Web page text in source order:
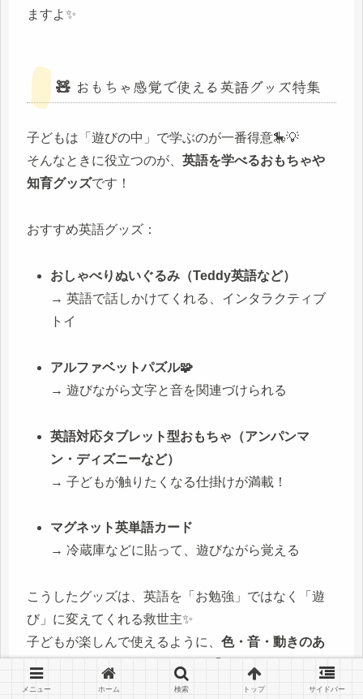
ますよ✨
🧸 おもちゃ感覚で使える英語グッズ特集
子どもは「遊びの中」で学ぶのが一番得意🎠💡
そんなときに役立つのが、 英語を学べるおもちゃや
知育グッズです！
おすすめ英語グッズ：
おしゃべりぬいぐるみ（Teddy英語など）
→ 英語で話しかけてくれる、インタラクティブ
トイ
アルファベットパズル🧩
→ 遊びながら文字と音を関連づけられる
英語対応タブレット型おもちゃ（アンパンマ
ン・ディズニーなど）
→ 子どもが触りたくなる仕掛けが満載！
マグネット英単語カード
→ 冷蔵庫などに貼って、遊びながら覚える
こうしたグッズは、英語を「お勉強」ではなく「遊
び」に変えてくれる救世主✨
子どもが楽しんで使えるように、 色・音・動きのあ
るもの
を選ぶのがポイントです🌈
メニュー ホーム 検索 トップ サイドバー